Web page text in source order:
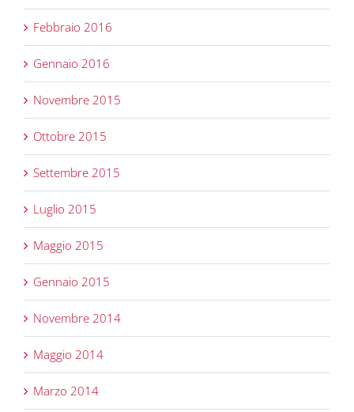
Febbraio 2016
Gennaio 2016
Novembre 2015
Ottobre 2015
Settembre 2015
Luglio 2015
Maggio 2015
Gennaio 2015
Novembre 2014
Maggio 2014
Marzo 2014